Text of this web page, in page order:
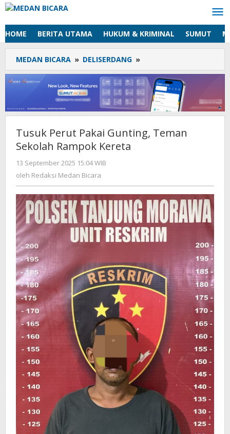
Lewati
konten
HOME BERITA UTAMA HUKUM & KRIMINAL SUMUT
MEDAN BICARA » DELISERDANG »
Perut
Pakai
Gunting,
Teman
Sekolah
Kereta
Tusuk Perut Pakai Gunting, Teman
Sekolah Rampok Kereta
13 September 2025 15:04 WIB
Bicara
oleh Redaksi Medan Bicara